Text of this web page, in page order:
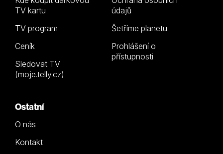
TV kartu
TV program
Ceník
Sledovat TV
(moje.telly.cz)
údajů
Šetříme planetu
Prohlášení o
přístupnosti
Ostatní
O nás
Kontakt